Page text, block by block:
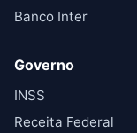
Banco Inter
Governo
INSS
Receita Federal